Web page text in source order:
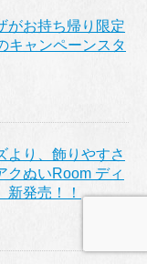
がお持ち帰り限定
キャンペーンスタ
より、飾りやすさ
クぬいRoom ディ
新発売！！